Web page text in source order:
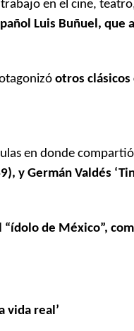
en el cine,
Luis Buñuel,
otros clásicos
en donde
y Germán Valdés
de México”,
vida real’